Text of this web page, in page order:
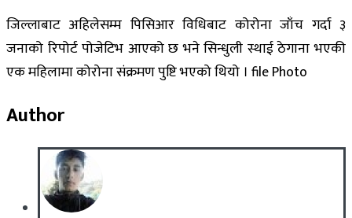
जिल्लाबाट अहिलेसम्म पिसिआर विधिबाट कोरोना जाँच गर्दा ३
जनाको रिपोर्ट पोजेटिभ आएको छ भने सिन्धुली स्थाई ठेगाना भएकी
एक महिलामा कोरोना संक्रमण पुष्टि भएको थियो । file Photo
Author